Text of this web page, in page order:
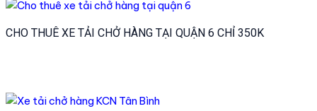
CHO THUÊ XE TẢI CHỞ HÀNG TẠI QUẬN 6 CHỈ 350K